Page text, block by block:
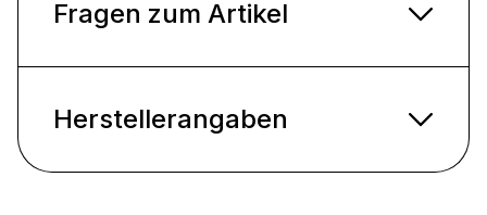
Fragen zum Artikel
Herstellerangaben